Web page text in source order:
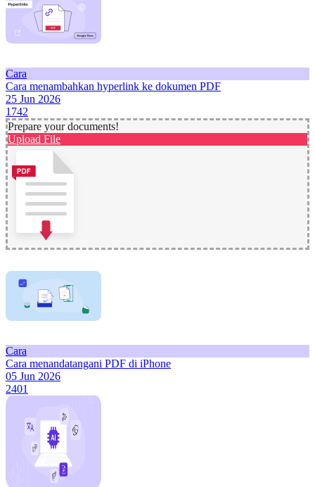
Cara
Cara menambahkan hyperlink ke dokumen PDF
25 Jun 2026
1742
Prepare your documents!
Upload File
Cara
Cara menandatangani PDF di iPhone
05 Jun 2026
2401